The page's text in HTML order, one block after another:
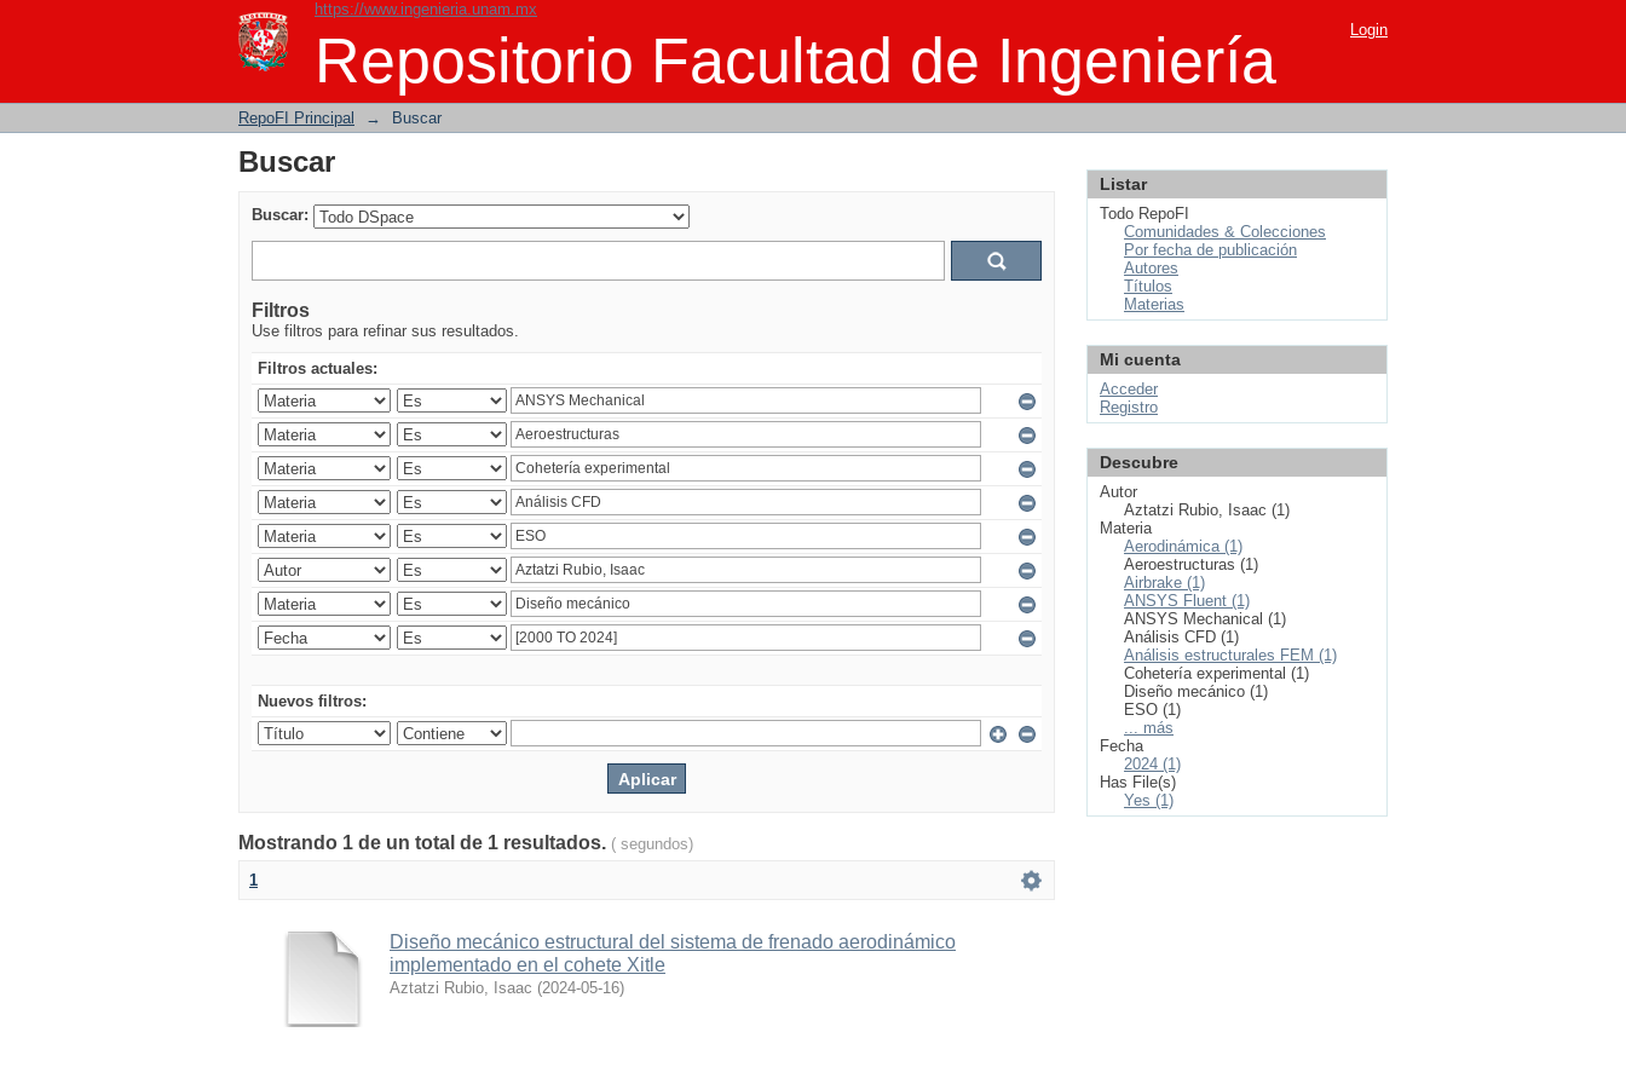
https://www.ingenieria.unam.mx
Repositorio Facultad de Ingeniería
Buscar Login
RepoFI Principal → Buscar
Buscar
Buscar:
Filtros
Use filtros para refinar sus resultados.
Filtros actuales:
Nuevos filtros:
Mostrando 1 de un total de 1 resultados. ( segundos)
1
Diseño mecánico estructural del sistema de frenado aerodinámico
implementado en el cohete Xitle
Aztatzi Rubio, Isaac (2024-05-16)
Listar
Todo RepoFI
Comunidades & Colecciones
Por fecha de publicación
Autores
Títulos
Materias
Mi cuenta
Acceder
Registro
Descubre
Autor
Aztatzi Rubio, Isaac (1)
Materia
Aerodinámica (1)
Aeroestructuras (1)
Airbrake (1)
ANSYS Fluent (1)
ANSYS Mechanical (1)
Análisis CFD (1)
Análisis estructurales FEM (1)
Cohetería experimental (1)
Diseño mecánico (1)
ESO (1)
... más
Fecha
2024 (1)
Has File(s)
Yes (1)